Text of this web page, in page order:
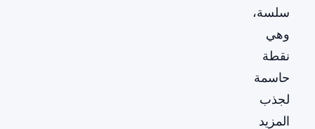
سلسة،
وهي
نقطة
حاسمة
لجذب
المزيد